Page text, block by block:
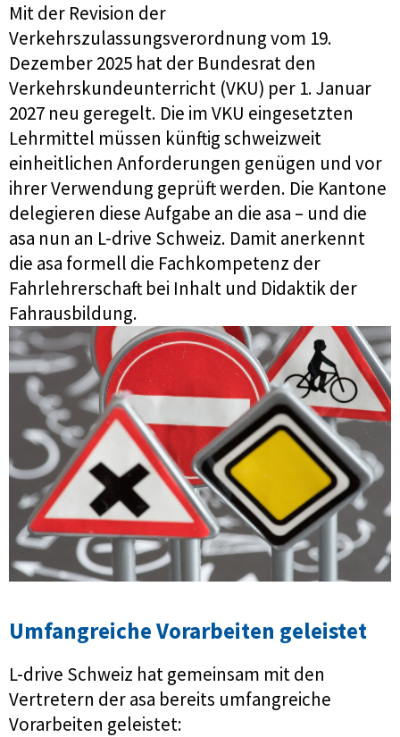
Mit der Revision der
Verkehrszulassungsverordnung vom 19.
Dezember 2025 hat der Bundesrat den
Verkehrskundeunterricht (VKU) per 1. Januar
2027 neu geregelt. Die im VKU eingesetzten
Lehrmittel müssen künftig schweizweit
einheitlichen Anforderungen genügen und vor
ihrer Verwendung geprüft werden. Die Kantone
delegieren diese Aufgabe an die asa – und die
asa nun an L-drive Schweiz. Damit anerkennt
die asa formell die Fachkompetenz der
Fahrlehrerschaft bei Inhalt und Didaktik der
Fahrausbildung.
Umfangreiche Vorarbeiten geleistet
L-drive Schweiz hat gemeinsam mit den
Vertretern der asa bereits umfangreiche
Vorarbeiten geleistet: